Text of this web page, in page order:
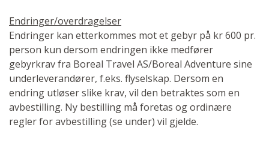
Endringer/overdragelser
Endringer kan etterkommes mot et gebyr på kr 600 pr.
person kun dersom endringen ikke medfører
gebyrkrav fra Boreal Travel AS/Boreal Adventure sine
underleverandører, f.eks. flyselskap. Dersom en
endring utløser slike krav, vil den betraktes som en
avbestilling. Ny bestilling må foretas og ordinære
regler for avbestilling (se under) vil gjelde.